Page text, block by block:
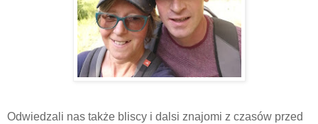
Odwiedzali nas także bliscy i dalsi znajomi z czasów przed